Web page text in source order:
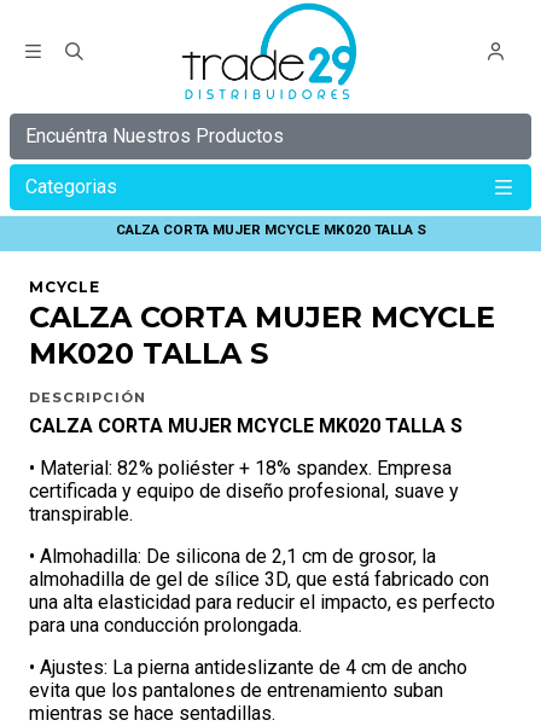
Encuéntra Nuestros Productos
Categorias
CALZA CORTA MUJER MCYCLE MK020 TALLA S
MCYCLE
CALZA CORTA MUJER MCYCLE
MK020 TALLA S
DESCRIPCIÓN
CALZA CORTA MUJER MCYCLE MK020 TALLA S
• Material: 82% poliéster + 18% spandex. Empresa
certificada y equipo de diseño profesional, suave y
transpirable.
• Almohadilla: De silicona de 2,1 cm de grosor, la
almohadilla de gel de sílice 3D, que está fabricado con
una alta elasticidad para reducir el impacto, es perfecto
para una conducción prolongada.
• Ajustes: La pierna antideslizante de 4 cm de ancho
evita que los pantalones de entrenamiento suban
mientras se hace sentadillas.